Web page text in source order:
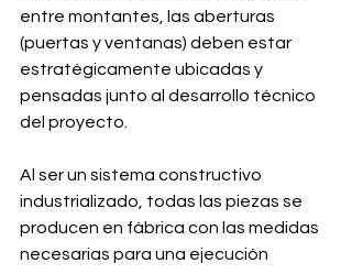
entre montantes, las aberturas
(puertas y ventanas) deben estar
estratégicamente ubicadas y
pensadas junto al desarrollo técnico
del proyecto.
Al ser un sistema constructivo
industrializado, todas las piezas se
producen en fábrica con las medidas
necesarias para una ejecución